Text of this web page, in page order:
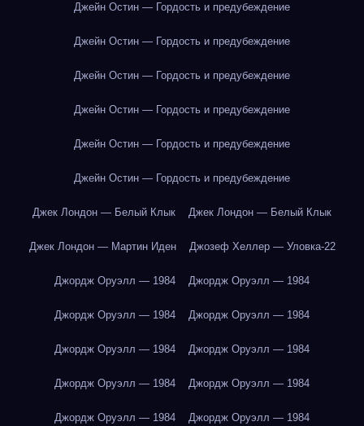
Джейн Остин — Гордость и предубеждение
Джейн Остин — Гордость и предубеждение
Джейн Остин — Гордость и предубеждение
Джейн Остин — Гордость и предубеждение
Джейн Остин — Гордость и предубеждение
Джейн Остин — Гордость и предубеждение
Джек Лондон — Белый Клык Джек Лондон — Белый Клык
Джек Лондон — Мартин Иден Джозеф Хеллер — Уловка-22
Джордж Оруэлл — 1984 Джордж Оруэлл — 1984
Джордж Оруэлл — 1984 Джордж Оруэлл — 1984
Джордж Оруэлл — 1984 Джордж Оруэлл — 1984
Джордж Оруэлл — 1984 Джордж Оруэлл — 1984
Джордж Оруэлл — 1984 Джордж Оруэлл — 1984